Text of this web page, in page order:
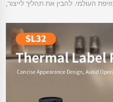
העולמי. להבין את תהליך לייצור,
מסימות.